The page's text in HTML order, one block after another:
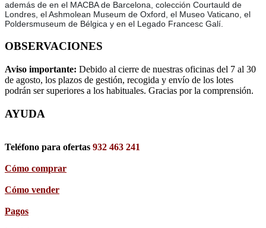
además de en el MACBA de Barcelona, colección Courtauld de
Londres, el Ashmolean Museum de Oxford, el Museo Vaticano, el
Poldersmuseum de Bélgica y en el Legado Francesc Galí.
OBSERVACIONES
Aviso importante: Debido al cierre de nuestras oficinas del 7 al 30
de agosto, los plazos de gestión, recogida y envío de los lotes
podrán ser superiores a los habituales. Gracias por la comprensión.
AYUDA
Teléfono para ofertas 932 463 241
Cómo comprar
Cómo vender
Pagos